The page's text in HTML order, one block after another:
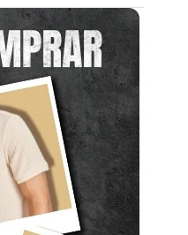
oferta que
tu solicitud.
de inmediato
en la puerta